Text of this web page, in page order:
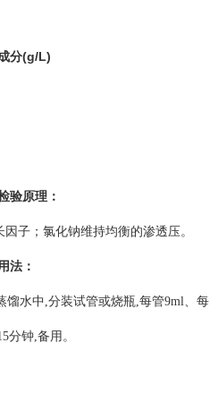
分(g/L)
验原理：
子；氯化钠维持均衡的渗透压。
法：
馏水中,分装试管或烧瓶,每管9ml、每
分钟,备用。